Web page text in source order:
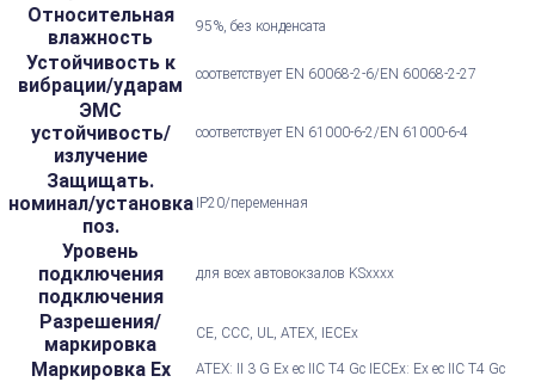
Относительная
влажность
95%, без конденсата
Устойчивость к
вибрации/ударам
соответствует EN 60068-2-6/EN 60068-2-27
ЭМС
устойчивость/
излучение
соответствует EN 61000-6-2/EN 61000-6-4
Защищать.
номинал/установка
поз.
IP20/переменная
Уровень
подключения
подключения
для всех автовокзалов KSxxxx
Разрешения/
маркировка
CE, CCC, UL, ATEX, IECEx
Маркировка Ex ATEX: II 3 G Ex ec IIC T4 Gc IECEx: Ex ec IIC T4 Gc